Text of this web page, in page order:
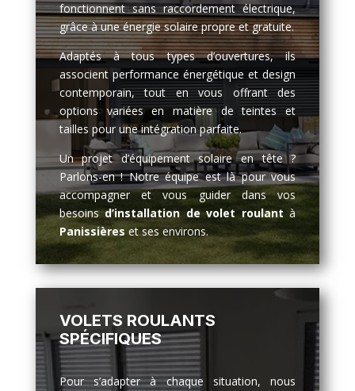
fonctionnent sans raccordement électrique,
grâce à une énergie solaire propre et gratuite.
Adaptés à tous types d’ouvertures, ils
associent performance énergétique et design
contemporain, tout en vous offrant des
options variées en matière de teintes et
tailles pour une intégration parfaite.
Un projet d’équipement solaire en tête ?
Parlons-en ! Notre équipe est là pour vous
accompagner et vous guider dans vos
besoinsd’installation de volet roulant à
Panissières et ses environs.
VOLETS ROULANTS
SPÉCIFIQUES
Pour s’adapter à chaque situation, nous